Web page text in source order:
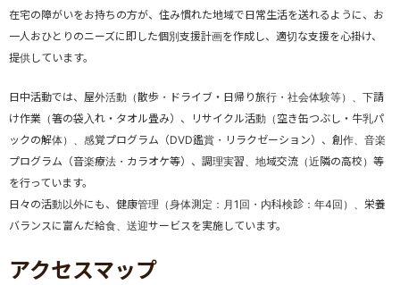
在宅の障がいをお持ちの方が、住み慣れた地域で日常生活を送れるように、お
一人おひとりのニーズに即した個別支援計画を作成し、適切な支援を心掛け、
提供しています。
日中活動では、屋外活動（散歩・ドライブ・日帰り旅行・社会体験等）、下請
け作業（箸の袋入れ・タオル畳み）、リサイクル活動（空き缶つぶし・牛乳パ
ックの解体）、感覚プログラム（DVD鑑賞・リラクゼーション）、創作、音楽
プログラム（音楽療法・カラオケ等）、調理実習、地域交流（近隣の高校）等
を行っています。
日々の活動以外にも、健康管理（身体測定：月1回・内科検診：年4回）、栄養
バランスに富んだ給食、送迎サービスを実施しています。
アクセスマップ